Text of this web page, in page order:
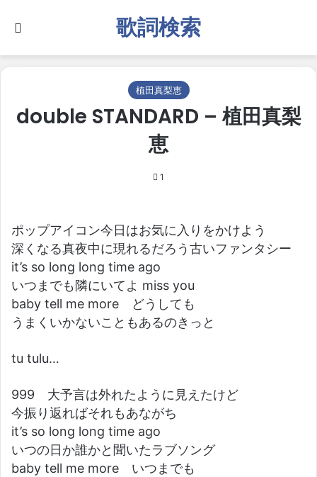
歌詞検索
植田真梨恵
double STANDARD – 植田真梨
恵
1
ポップアイコン今日はお気に入りをかけよう
深くなる真夜中に現れるだろう古いファンタシー
it’s so long long time ago
いつまでも隣にいてよ miss you
baby tell me more どうしても
うまくいかないこともあるのきっと
tu tulu…
999 大予言は外れたように見えたけど
今振り返ればそれもあながち
it’s so long long time ago
いつの日か誰かと聞いたラブソング
baby tell me more いつまでも